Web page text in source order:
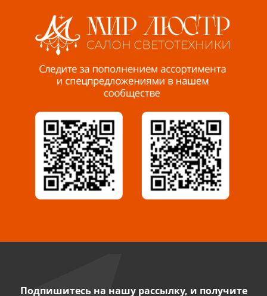
Пенза, ул. Пролетарская, 61 ТЦ "Стройбери"
Миасс, ул. Романенко, 95
8 922 500 30 39
Сызрань, ул. Декабристов, 1А
8 927 009 54 63
Саратов, ул. Танкистов, 37 (БЦ «Дикомп»)
Подпишитесь на нашу рассылку, и получите